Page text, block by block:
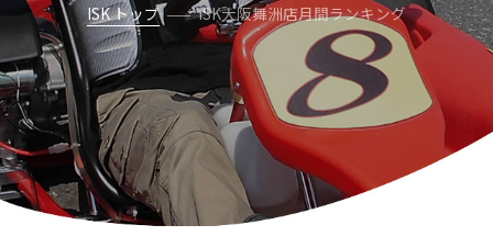
ISK トップ ISK大阪舞洲店月間ランキング